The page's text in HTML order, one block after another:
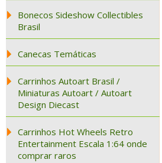
Bonecos Sideshow Collectibles
Brasil
Canecas Temáticas
Carrinhos Autoart Brasil /
Miniaturas Autoart / Autoart
Design Diecast
Carrinhos Hot Wheels Retro
Entertainment Escala 1:64 onde
comprar raros